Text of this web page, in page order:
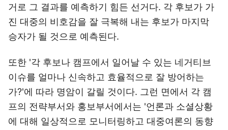
거로 그 결과를 예측하기 힘든 선거다. 각 후보가 가
진 대중의 비호감을 잘 극복해 내는 후보가 마지막
승자가 될 것으로 예측된다.
또한 '각 후보나 캠프에서 일어날 수 있는 네거티브
이슈를 얼마나 신속하고 효율적으로 잘 방어하는
가?'에 따라 명암이 갈릴 것이다. 그런 면에서 각 캠
프의 전략부서와 홍보부서에서는 '언론과 소셜상황
에 대해 일상적으로 모니터링하고 대중여론의 동향